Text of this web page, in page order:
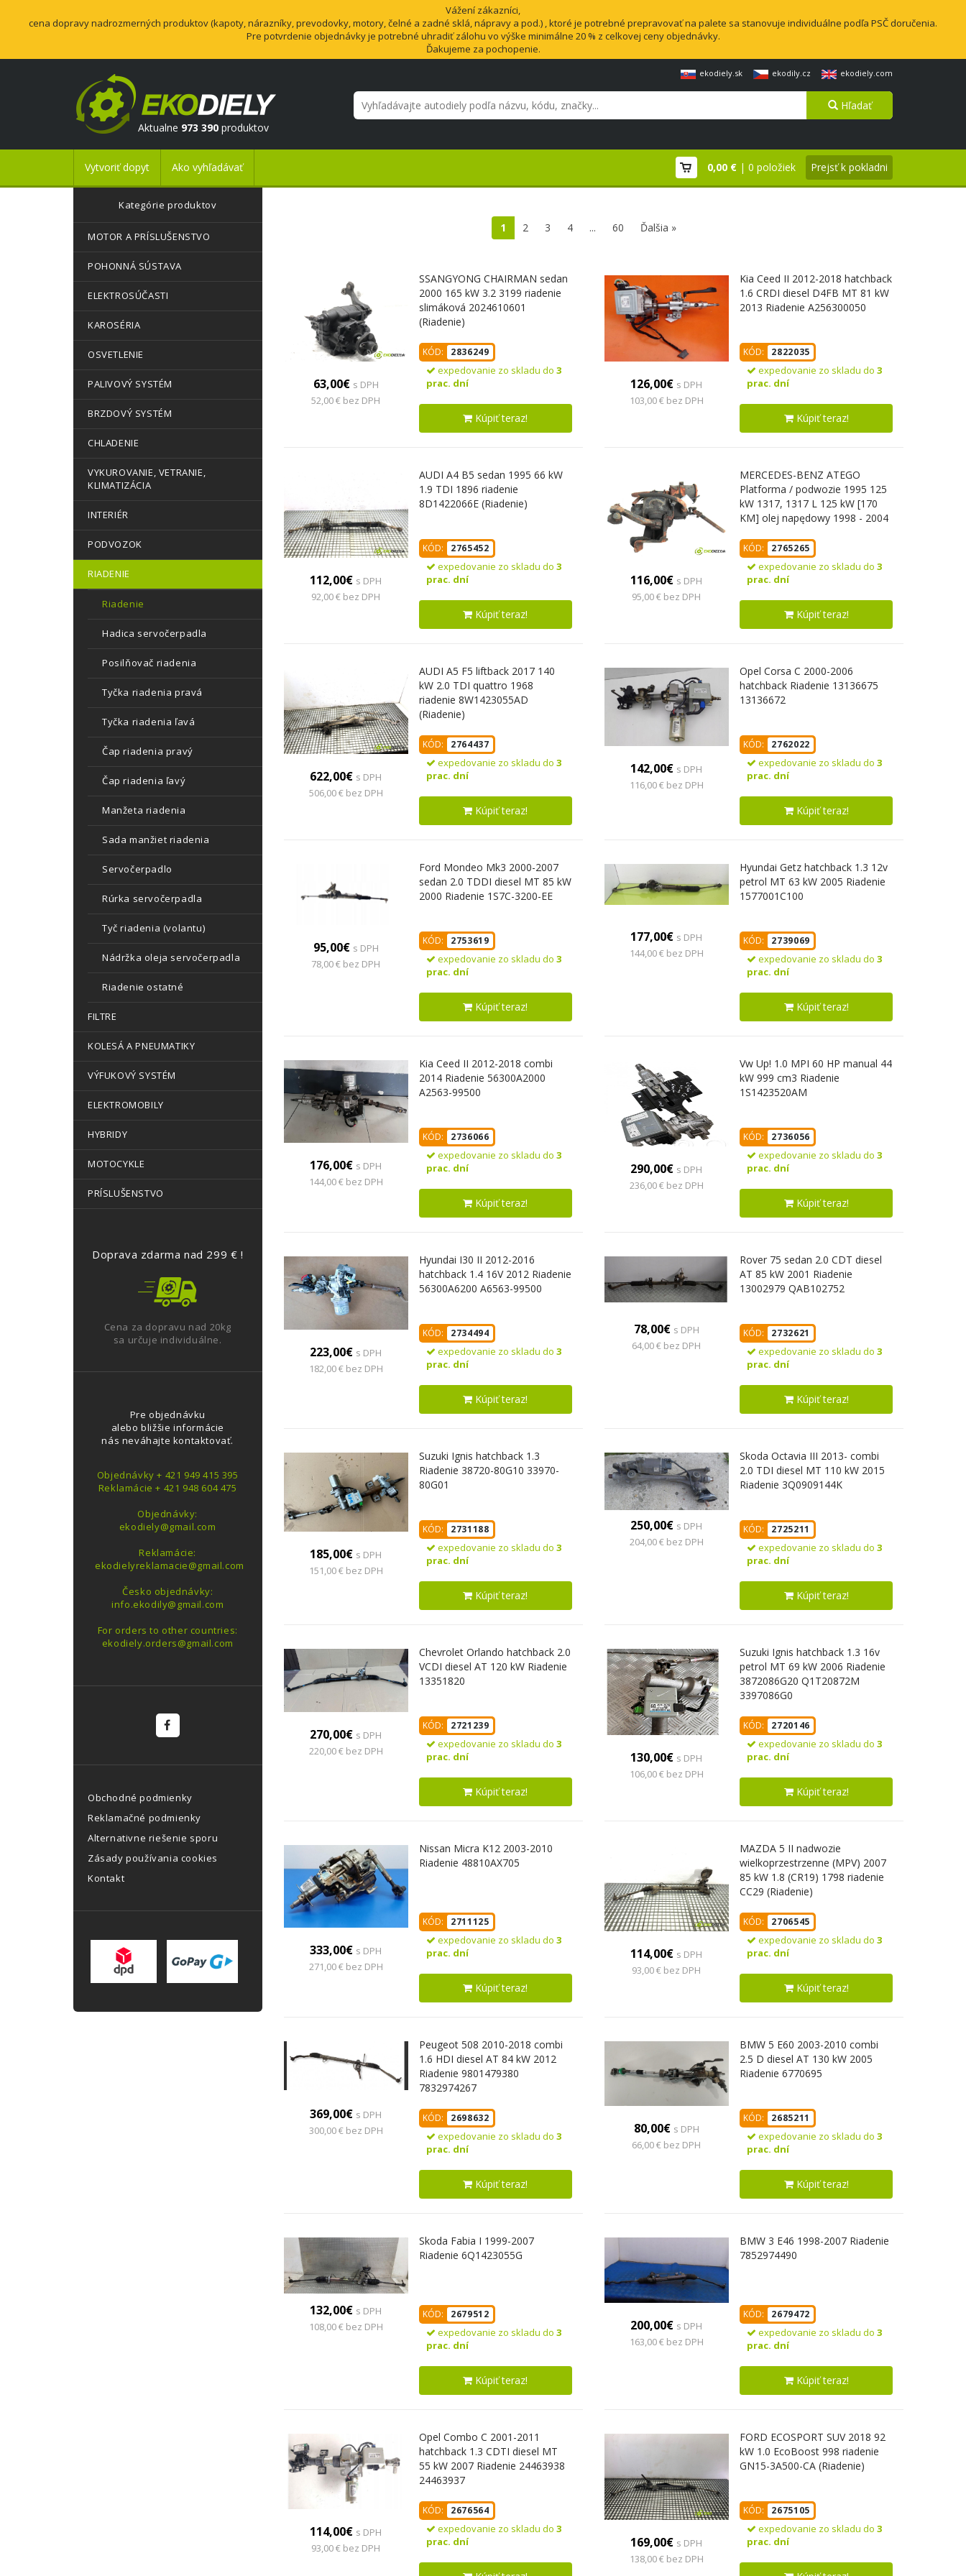
Vážení zákazníci,
cena dopravy nadrozmerných produktov (kapoty, nárazníky, prevodovky, motory, čelné a zadné sklá, nápravy a pod.) , ktoré je potrebné prepravovať na palete sa stanovuje individuálne podľa PSČ doručenia.
Pre potvrdenie objednávky je potrebné uhradiť zálohu vo výške minimálne 20 % z celkovej ceny objednávky.
Ďakujeme za pochopenie.
ekodiely.sk ekodily.cz ekodiely.com
Aktualne 973 390 produktov
Hľadať
Vytvoriť dopyt Ako vyhľadávať 0,00 € | 0 položiek Prejsť k pokladni
Kategórie produktov
MOTOR A PRÍSLUŠENSTVO
POHONNÁ SÚSTAVA
ELEKTROSÚČASTI
KAROSÉRIA
OSVETLENIE
PALIVOVÝ SYSTÉM
BRZDOVÝ SYSTÉM
CHLADENIE
VYKUROVANIE, VETRANIE,
KLIMATIZÁCIA
INTERIÉR
PODVOZOK
RIADENIE
Riadenie
Hadica servočerpadla
Posilňovač riadenia
Tyčka riadenia pravá
Tyčka riadenia ľavá
Čap riadenia pravý
Čap riadenia ľavý
Manžeta riadenia
Sada manžiet riadenia
Servočerpadlo
Rúrka servočerpadla
Tyč riadenia (volantu)
Nádržka oleja servočerpadla
Riadenie ostatné
FILTRE
KOLESÁ A PNEUMATIKY
VÝFUKOVÝ SYSTÉM
ELEKTROMOBILY
HYBRIDY
MOTOCYKLE
PRÍSLUŠENSTVO
Doprava zdarma nad 299 € !
Cena za dopravu nad 20kg
sa určuje individuálne.
Pre objednávku
alebo bližšie informácie
nás neváhajte kontaktovať.
Objednávky + 421 949 415 395
Reklamácie + 421 948 604 475
Objednávky:
ekodiely@gmail.com
Reklamácie:
ekodielyreklamacie@gmail.com
Česko objednávky:
info.ekodily@gmail.com
For orders to other countries:
ekodiely.orders@gmail.com
Obchodné podmienky
Reklamačné podmienky
Alternativne riešenie sporu
Zásady používania cookies
Kontakt
1 2 3 4 ... 60 Ďalšia »
63,00€ s DPH
52,00 € bez DPH
SSANGYONG CHAIRMAN sedan
2000 165 kW 3.2 3199 riadenie
slimáková 2024610601
(Riadenie)
KÓD: 2836249
expedovanie zo skladu do 3
prac. dní
Kúpiť teraz!
126,00€ s DPH
103,00 € bez DPH
Kia Ceed II 2012-2018 hatchback
1.6 CRDI diesel D4FB MT 81 kW
2013 Riadenie A256300050
KÓD: 2822035
expedovanie zo skladu do3
prac. dní
Kúpiť teraz!
112,00€ s DPH
92,00 € bez DPH
AUDI A4 B5 sedan 1995 66 kW
1.9 TDI 1896 riadenie
8D1422066E (Riadenie)
KÓD: 2765452
expedovanie zo skladu do 3
prac. dní
Kúpiť teraz!
116,00€ s DPH
95,00 € bez DPH
MERCEDES-BENZ ATEGO
Platforma / podwozie 1995 125
kW 1317, 1317 L 125 kW [170
KM] olej napędowy 1998 - 2004
(Riadenie)
KÓD: 2765265
expedovanie zo skladu do3
prac. dní
Kúpiť teraz!
622,00€ s DPH
506,00 € bez DPH
AUDI A5 F5 liftback 2017 140
kW 2.0 TDI quattro 1968
riadenie 8W1423055AD
(Riadenie)
KÓD: 2764437
expedovanie zo skladu do 3
prac. dní
Kúpiť teraz!
142,00€ s DPH
116,00 € bez DPH
Opel Corsa C 2000-2006
hatchback Riadenie 13136675
13136672
KÓD: 2762022
expedovanie zo skladu do3
prac. dní
Kúpiť teraz!
95,00€ s DPH
78,00 € bez DPH
Ford Mondeo Mk3 2000-2007
sedan 2.0 TDDI diesel MT 85 kW
2000 Riadenie 1S7C-3200-EE
KÓD: 2753619
expedovanie zo skladu do 3
prac. dní
Kúpiť teraz!
177,00€ s DPH
144,00 € bez DPH
Hyundai Getz hatchback 1.3 12v
petrol MT 63 kW 2005 Riadenie
1577001C100
KÓD: 2739069
expedovanie zo skladu do3
prac. dní
Kúpiť teraz!
176,00€ s DPH
144,00 € bez DPH
Kia Ceed II 2012-2018 combi
2014 Riadenie 56300A2000
A2563-99500
KÓD: 2736066
expedovanie zo skladu do 3
prac. dní
Kúpiť teraz!
290,00€ s DPH
236,00 € bez DPH
Vw Up! 1.0 MPI 60 HP manual 44
kW 999 cm3 Riadenie
1S1423520AM
KÓD: 2736056
expedovanie zo skladu do3
prac. dní
Kúpiť teraz!
223,00€ s DPH
182,00 € bez DPH
Hyundai I30 II 2012-2016
hatchback 1.4 16V 2012 Riadenie
56300A6200 A6563-99500
KÓD: 2734494
expedovanie zo skladu do 3
prac. dní
Kúpiť teraz!
78,00€ s DPH
64,00 € bez DPH
Rover 75 sedan 2.0 CDT diesel
AT 85 kW 2001 Riadenie
13002979 QAB102752
KÓD: 2732621
expedovanie zo skladu do3
prac. dní
Kúpiť teraz!
185,00€ s DPH
151,00 € bez DPH
Suzuki Ignis hatchback 1.3
Riadenie 38720-80G10 33970-
80G01
KÓD: 2731188
expedovanie zo skladu do 3
prac. dní
Kúpiť teraz!
250,00€ s DPH
204,00 € bez DPH
Skoda Octavia III 2013- combi
2.0 TDI diesel MT 110 kW 2015
Riadenie 3Q0909144K
KÓD: 2725211
expedovanie zo skladu do3
prac. dní
Kúpiť teraz!
270,00€ s DPH
220,00 € bez DPH
Chevrolet Orlando hatchback 2.0
VCDI diesel AT 120 kW Riadenie
13351820
KÓD: 2721239
expedovanie zo skladu do 3
prac. dní
Kúpiť teraz!
130,00€ s DPH
106,00 € bez DPH
Suzuki Ignis hatchback 1.3 16v
petrol MT 69 kW 2006 Riadenie
3872086G20 Q1T20872M
3397086G0
KÓD: 2720146
expedovanie zo skladu do3
prac. dní
Kúpiť teraz!
333,00€ s DPH
271,00 € bez DPH
Nissan Micra K12 2003-2010
Riadenie 48810AX705
KÓD: 2711125
expedovanie zo skladu do 3
prac. dní
Kúpiť teraz!
114,00€ s DPH
93,00 € bez DPH
MAZDA 5 II nadwozie
wielkoprzestrzenne (MPV) 2007
85 kW 1.8 (CR19) 1798 riadenie
CC29 (Riadenie)
KÓD: 2706545
expedovanie zo skladu do3
prac. dní
Kúpiť teraz!
369,00€ s DPH
300,00 € bez DPH
Peugeot 508 2010-2018 combi
1.6 HDI diesel AT 84 kW 2012
Riadenie 9801479380
7832974267
KÓD: 2698632
expedovanie zo skladu do 3
prac. dní
Kúpiť teraz!
80,00€ s DPH
66,00 € bez DPH
BMW 5 E60 2003-2010 combi
2.5 D diesel AT 130 kW 2005
Riadenie 6770695
KÓD: 2685211
expedovanie zo skladu do3
prac. dní
Kúpiť teraz!
132,00€ s DPH
108,00 € bez DPH
Skoda Fabia I 1999-2007
Riadenie 6Q1423055G
KÓD: 2679512
expedovanie zo skladu do 3
prac. dní
Kúpiť teraz!
200,00€ s DPH
163,00 € bez DPH
BMW 3 E46 1998-2007 Riadenie
7852974490
KÓD: 2679472
expedovanie zo skladu do3
prac. dní
Kúpiť teraz!
114,00€ s DPH
93,00 € bez DPH
Opel Combo C 2001-2011
hatchback 1.3 CDTI diesel MT
55 kW 2007 Riadenie 24463938
24463937
KÓD: 2676564
expedovanie zo skladu do 3
prac. dní
169,00€ s DPH
138,00 € bez DPH
FORD ECOSPORT SUV 2018 92
kW 1.0 EcoBoost 998 riadenie
GN15-3A500-CA (Riadenie)
KÓD: 2675105
expedovanie zo skladu do3
prac. dní